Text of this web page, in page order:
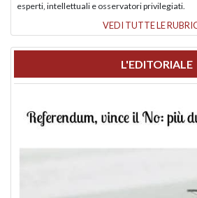
esperti, intellettuali e osservatori privilegiati.
VEDI TUTTE LE
L'EDITORIALE